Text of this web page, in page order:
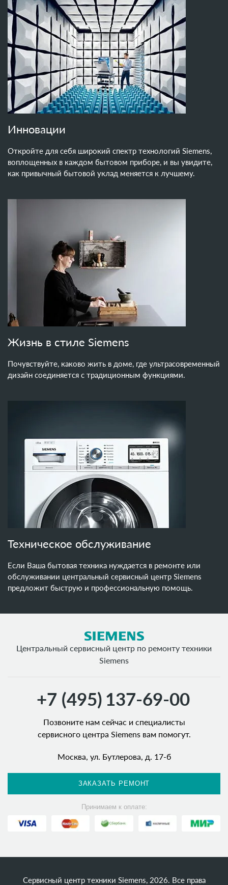
Инновации
Откройте для себя широкий спектр технологий Siemens,
воплощенных в каждом бытовом приборе, и вы увидите,
как привычный бытовой уклад меняется к лучшему.
Жизнь в стиле Siemens
Почувствуйте, каково жить в доме, где ультрасовременный
дизайн соединяется с традиционным функциями.
Техническое обслуживание
Если Ваша бытовая техника нуждается в ремонте или
обслуживании центральный сервисный центр Siemens
предложит быструю и профессиональную помощь.
Центральный сервисный центр по ремонту техники
Siemens
+7 (495) 137-69-00
Позвоните нам сейчас и специалисты
сервисного центра Siemens вам помогут.
Москва, ул. Бутлерова, д. 17-б
ЗАКАЗАТЬ РЕМОНТ
Принимаем к оплате:
Сервисный центр техники Siemens, 2026. Все права